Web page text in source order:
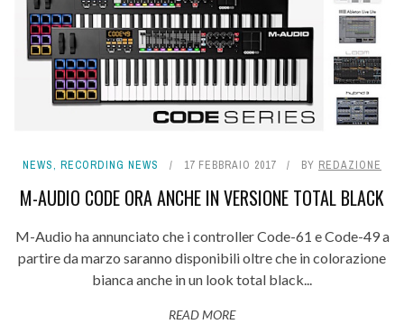
NEWS, RECORDING NEWS 17 FEBBRAIO 2017 BY REDAZIONE
M-AUDIO CODE ORA ANCHE IN VERSIONE TOTAL BLACK
M-Audio ha annunciato che i controller Code-61 e Code-49 a
partire da marzo saranno disponibili oltre che in colorazione
bianca anche in un look total black...
READ MORE